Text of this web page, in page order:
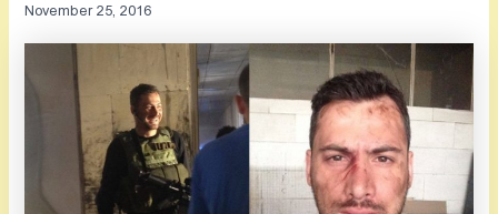
November 25, 2016